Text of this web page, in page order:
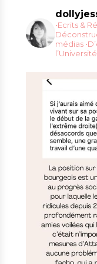
•Ecrits &
médias
l’Université